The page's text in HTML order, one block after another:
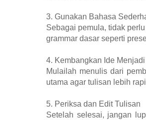
3. Gunakan Bahasa
Sebagai pemula, tidak
grammar dasar seperti
4. Kembangkan Ide
Mulailah menulis dari
utama agar tulisan lebih
5. Periksa dan Edit Tulisan
Setelah selesai, jangan